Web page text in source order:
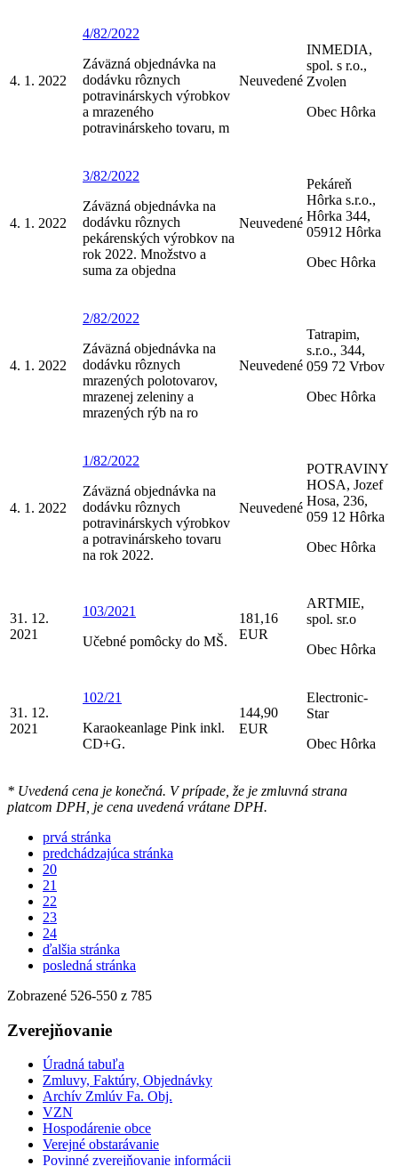
4. 1. 2022
4/82/2022
Záväzná objednávka na
dodávku rôznych
potravinárskych výrobkov
a mrazeného
potravinárskeho tovaru, m
Neuvedené
INMEDIA,
spol. s r.o.,
Zvolen
Obec Hôrka
4. 1. 2022
3/82/2022
Záväzná objednávka na
dodávku rôznych
pekárenských výrobkov na
rok 2022. Množstvo a
suma za objedna
Neuvedené
Pekáreň
Hôrka s.r.o.,
Hôrka 344,
05912 Hôrka
Obec Hôrka
4. 1. 2022
2/82/2022
Záväzná objednávka na
dodávku rôznych
mrazených polotovarov,
mrazenej zeleniny a
mrazených rýb na ro
Neuvedené
Tatrapim,
s.r.o., 344,
059 72 Vrbov
Obec Hôrka
4. 1. 2022
1/82/2022
Záväzná objednávka na
dodávku rôznych
potravinárskych výrobkov
a potravinárskeho tovaru
na rok 2022.
Neuvedené
POTRAVINY
HOSA, Jozef
Hosa, 236,
059 12 Hôrka
Obec Hôrka
31. 12.
2021
103/2021
Učebné pomôcky do MŠ.
181,16
EUR
ARTMIE,
spol. sr.o
Obec Hôrka
31. 12.
2021
102/21
Karaokeanlage Pink inkl.
CD+G.
144,90
EUR
Electronic-
Star
Obec Hôrka
* Uvedená cena je konečná. V prípade, že je zmluvná strana
platcom DPH, je cena uvedená vrátane DPH.
prvá stránka
predchádzajúca stránka
20
21
22
23
24
ďalšia stránka
posledná stránka
Zobrazené 526-550 z 785
Zverejňovanie
Úradná tabuľa
Zmluvy, Faktúry, Objednávky
Archív Zmlúv Fa. Obj.
VZN
Hospodárenie obce
Verejné obstarávanie
Povinné zverejňovanie informácii